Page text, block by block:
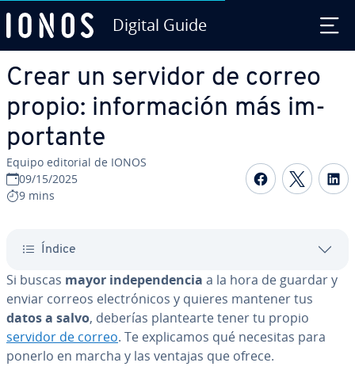
Digital Guide
Crear un servidor de correo
propio: in­fo­r­ma­ción más im­
po­r­ta­n­te
Equipo editorial de IONOS
09/15/2025
9 mins
Compartir
Índice
Si buscas mayor in­de­pe­n­de­n­cia a la hora de guardar y
enviar correos ele­c­tró­ni­cos y quieres mantener tus
datos a salvo, deberías pla­n­tear­te tener tu propio
servidor de correo. Te ex­pli­ca­mos qué necesitas para
ponerlo en marcha y las ventajas que ofrece.